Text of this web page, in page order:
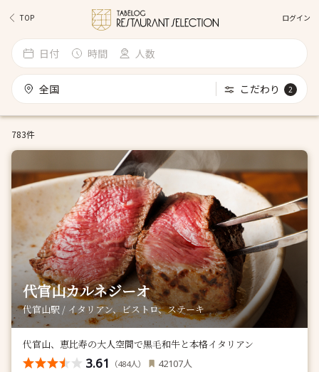
TOP ログイン
日付 時間 人数
全国 こだわり 2
783件
代官山カルネジーオ
代官山駅 / イタリアン、ビストロ、ステーキ
代官山、恵比寿の大人空間で黒毛和牛と本格イタリアン
3.61 （484人） 42107人